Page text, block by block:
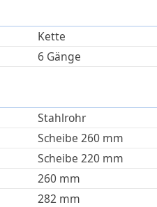
Kette
6 Gänge
Stahlrohr
Scheibe 260 mm
Scheibe 220 mm
260 mm
282 mm